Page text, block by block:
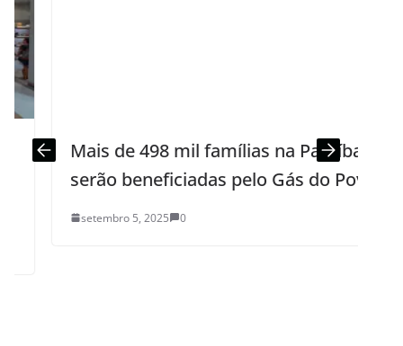
Mais de 498 mil famílias na Paraíba
serão beneficiadas pelo Gás do Povo
setembro 5, 2025 0